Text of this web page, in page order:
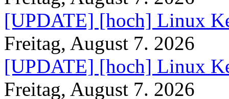
[UPDATE] [hoch] Linux
Freitag, August 7. 2026
[UPDATE] [hoch] Linux
Freitag, August 7. 2026